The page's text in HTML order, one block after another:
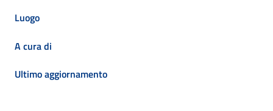
Luogo
A cura di
Ultimo aggiornamento